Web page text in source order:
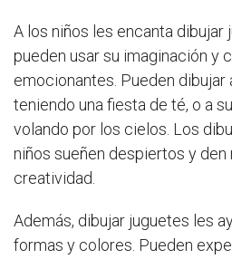
A los niños les encanta dibujar
pueden usar su imaginación y
emocionantes. Pueden dibujar
teniendo una fiesta de té, o a
volando por los cielos. Los
niños sueñen despiertos y den
creatividad.
Además, dibujar juguetes les
formas y colores. Pueden